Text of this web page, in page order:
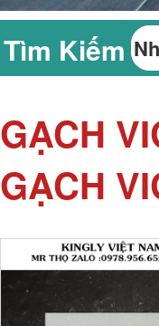
Tìm Kiếm
GẠCH
GẠCH